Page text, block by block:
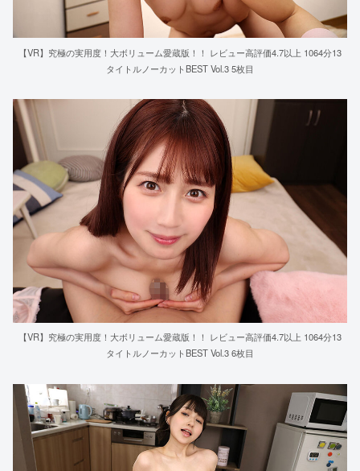
【VR】究極の実用度！大ボリューム愛蔵版！！ レビュー高評価4.7以上 1064分13
タイトルノーカットBEST Vol.3 5枚目
【VR】究極の実用度！大ボリューム愛蔵版！！ レビュー高評価4.7以上 1064分13
タイトルノーカットBEST Vol.3 6枚目